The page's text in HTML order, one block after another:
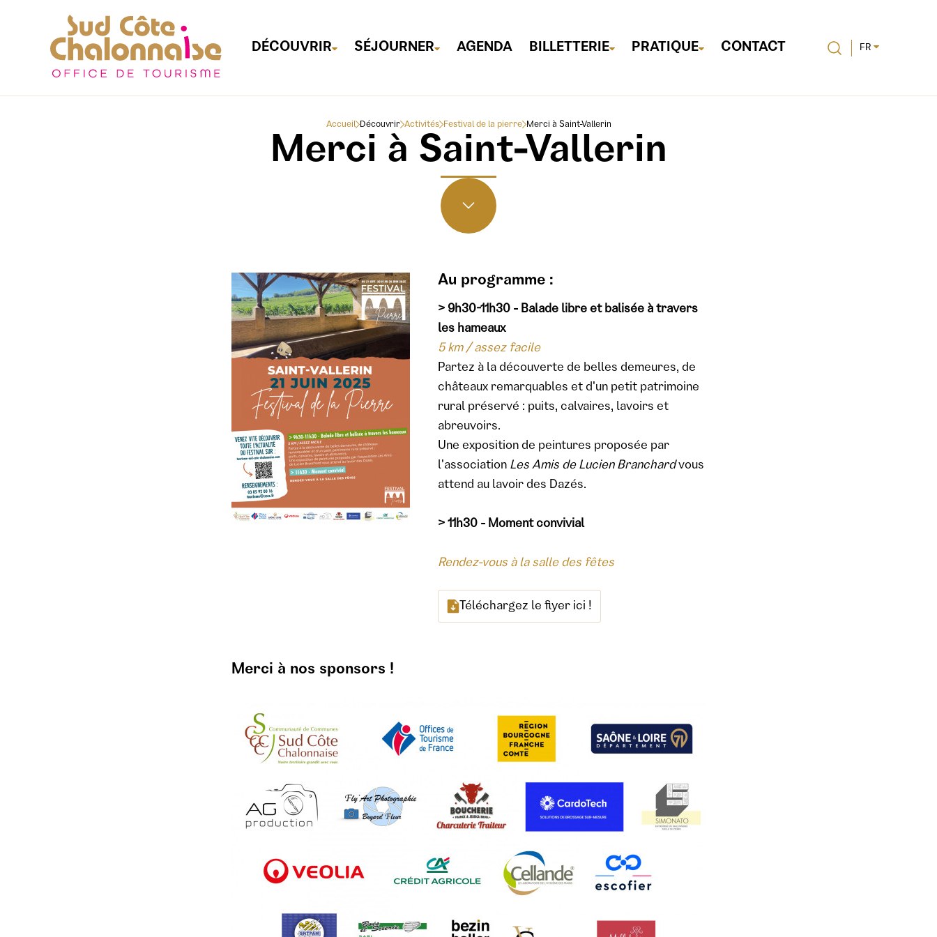
DÉCOUVRIR SÉJOURNER AGENDA BILLETTERIE PRATIQUE CONTACT FR
Accueil Découvrir Activités Festival de la pierre Merci à Saint-Vallerin
Merci à Saint-Vallerin
Au programme :
> 9h30-11h30 - Balade libre et balisée à travers
les hameaux
5 km / assez facile
Partez à la découverte de belles demeures, de
châteaux remarquables et d'un petit patrimoine
rural préservé : puits, calvaires, lavoirs et
abreuvoirs.
Une exposition de peintures proposée par
l'association Les Amis de Lucien Branchardvous
attend au lavoir des Dazés.
> 11h30 - Moment convivial
Rendez-vous à la salle des fêtes
Téléchargez le flyer ici !
Merci à nos sponsors !